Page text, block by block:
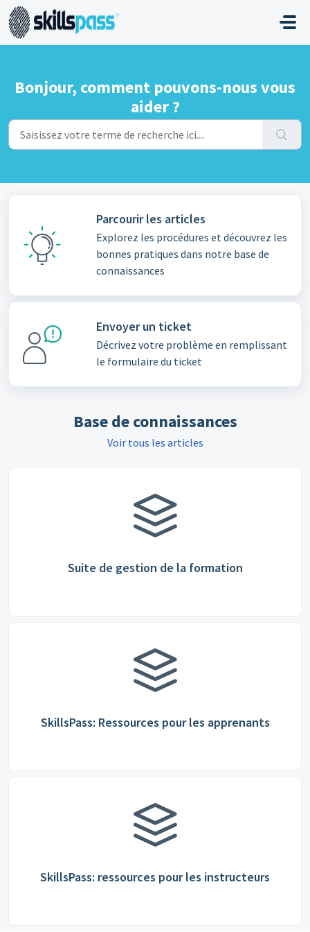
Passer au contenu principal
Bonjour, comment pouvons-nous vous
aider ?
Parcourir les articles
Explorez les procédures et découvrez les
bonnes pratiques dans notre base de
connaissances
Envoyer un ticket
Décrivez votre problème en remplissant
le formulaire du ticket
Base de connaissances
Voir tous les articles
Suite de gestion de la formation
SkillsPass: Ressources pour les apprenants
SkillsPass: ressources pour les instructeurs